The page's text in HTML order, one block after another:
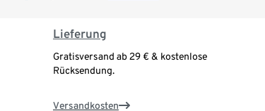
Lieferung
Gratisversand ab 29 € & kostenlose
Rücksendung.
Versandkosten